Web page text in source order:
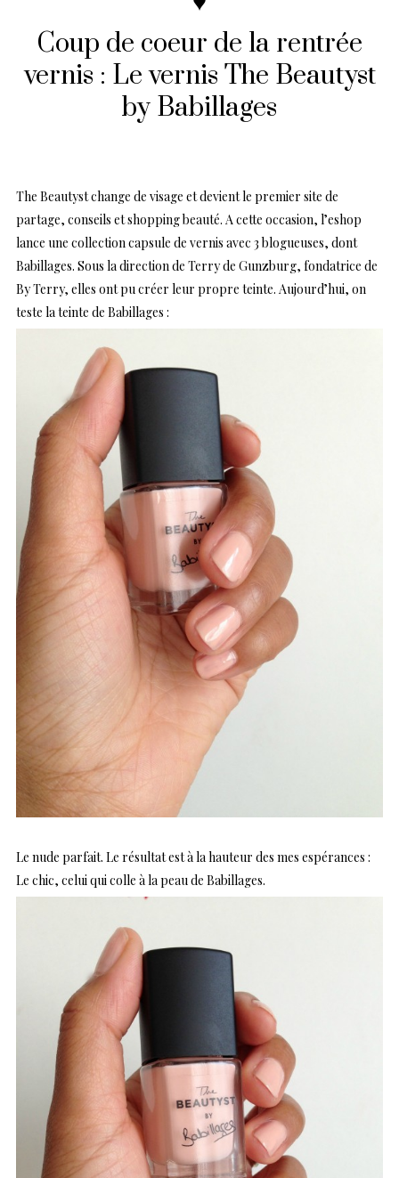
Coup de coeur de la rentrée
vernis : Le vernis The Beautyst
by Babillages
The Beautyst change de visage et devient le premier site de
partage, conseils et shopping beauté. A cette occasion, l’eshop
lance une collection capsule de vernis avec 3 blogueuses, dont
Babillages. Sous la direction de Terry de Gunzburg, fondatrice de
By Terry, elles ont pu créer leur propre teinte. Aujourd’hui, on
teste la teinte de Babillages :
Le nude parfait. Le résultat est à la hauteur des mes espérances :
Le chic, celui qui colle à la peau de Babillages.